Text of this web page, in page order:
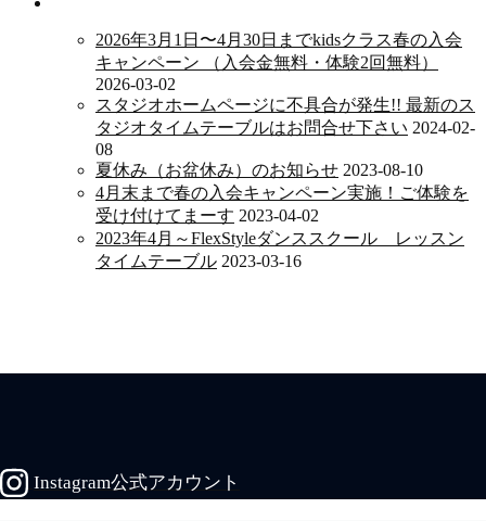
2026年3月1日〜4月30日までkidsクラス春の入会
キャンペーン （入会金無料・体験2回無料）
2026-03-02
スタジオホームページに不具合が発生!! 最新のス
タジオタイムテーブルはお問合せ下さい 2024-02-
08
夏休み（お盆休み）のお知らせ 2023-08-10
4月末まで春の入会キャンペーン実施！ご体験を
受け付けてまーす 2023-04-02
2023年4月～FlexStyleダンススクール レッスン
タイムテーブル 2023-03-16
Instagram公式アカウント